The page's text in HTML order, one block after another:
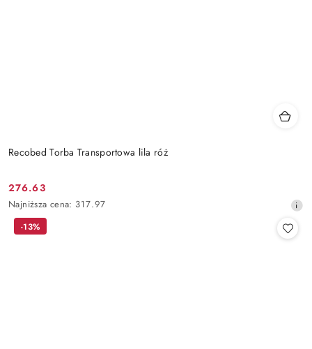
Recobed Torba Transportowa lila róż
Cena
promocyjna:
276.63
Najniższa
cena
Najniższa cena: 317.97
-13%